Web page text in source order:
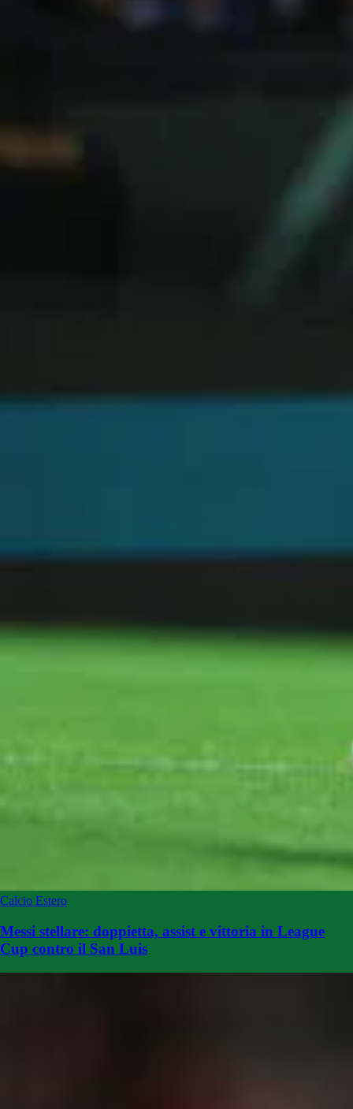
Calcio Estero
Messi stellare: doppietta, assist e vittoria in League
Cup contro il San Luis